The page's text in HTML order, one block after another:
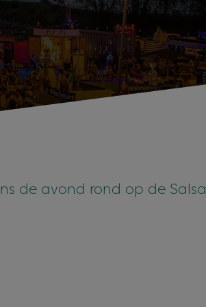
de avond rond op de Salsa